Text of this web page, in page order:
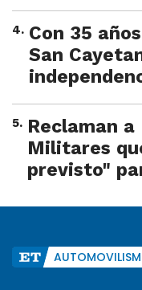
4. Con 35
San
5. Reclaman
Militares
previsto"